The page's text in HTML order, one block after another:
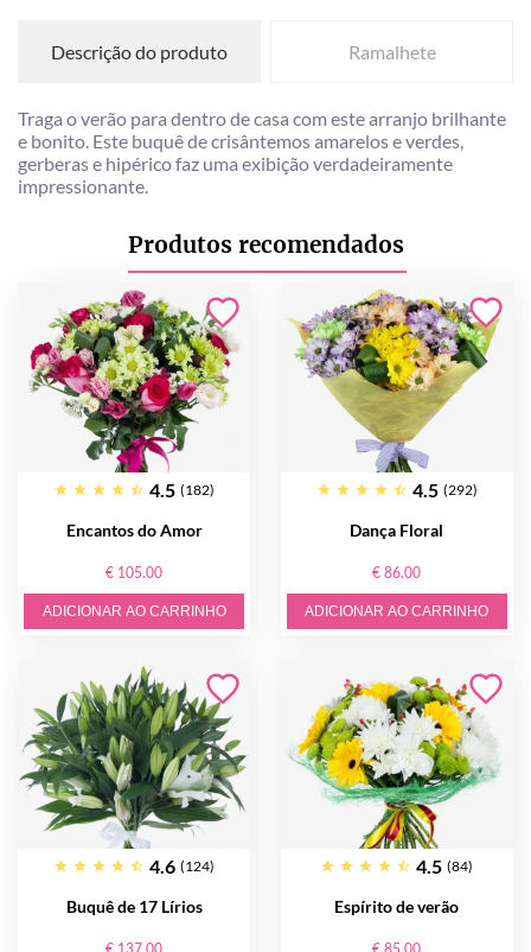
Descrição do produto Ramalhete
Traga o verão para dentro de casa com este arranjo brilhante
e bonito. Este buquê de crisântemos amarelos e verdes,
gerberas e hipérico faz uma exibição verdadeiramente
impressionante.
Produtos recomendados
4.5 (182)
Encantos do Amor
€ 105.00
ADICIONAR AO CARRINHO
4.5 (292)
Dança Floral
€ 86.00
ADICIONAR AO CARRINHO
4.6 (124)
Buquê de 17 Lírios
4.5 (84)
Espírito de verão